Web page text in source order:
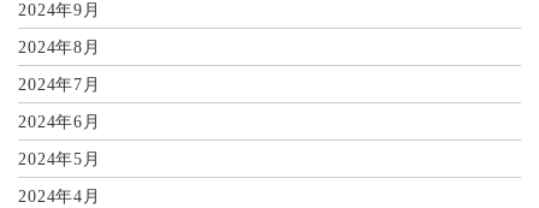
2024年9月
2024年8月
2024年7月
2024年6月
2024年5月
2024年4月